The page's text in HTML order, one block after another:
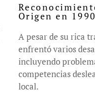
Origen en 1990
A pesar de su rica
enfrentó varios
incluyendo
competencias
local.